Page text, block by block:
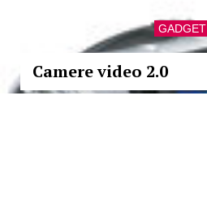
GADGET
Camere video 2.0